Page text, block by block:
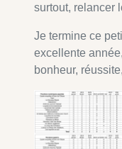
surtout, relancer
Je termine ce
excellente
bonheur,